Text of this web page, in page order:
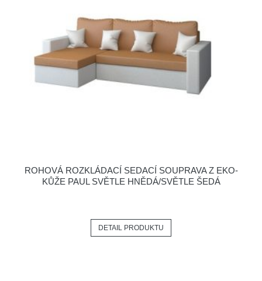
ROHOVÁ ROZKLÁDACÍ SEDACÍ SOUPRAVA Z EKO-
KŮŽE PAUL SVĚTLE HNĚDÁ/SVĚTLE ŠEDÁ
DETAIL PRODUKTU